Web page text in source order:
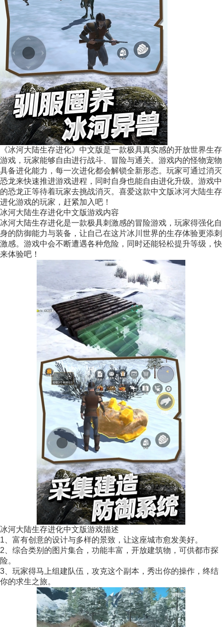
《冰河大陆生存进化》中文版是一款极具真实感的开放世界生存
游戏，玩家能够自由进行战斗、冒险与通关。游戏内的怪物宠物
具备进化能力，每一次进化都会解锁全新形态。玩家可通过消灭
恐龙来快速推进游戏进程，同时自身也能自由进化升级。游戏中
的恐龙正等待着玩家去挑战消灭。喜爱这款中文版冰河大陆生存
进化游戏的玩家，赶紧加入吧！
冰河大陆生存进化中文版游戏内容
冰河大陆生存进化是一款极具刺激感的冒险游戏，玩家得强化自
身的防御能力与装备，让自己在这片冰川世界的生存体验更添刺
激感。游戏中会不断遭遇各种危险，同时还能轻松提升等级，快
来体验吧！
冰河大陆生存进化中文版游戏描述
1、富有创意的设计与多样的景致，让这座城市愈发美好。
2、综合类别的图片集合，功能丰富，开放建筑物，可供都市探
险。
3、玩家得马上组建队伍，攻克这个副本，秀出你的操作，终结
你的求生之旅。